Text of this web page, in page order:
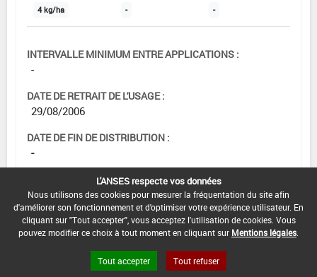
4 kg/ha - -
INTERVALLE MINIMUM ENTRE APPLICATIONS :
-
DATE DE RETRAIT DE L'USAGE :
29/08/2006
DATE DE FIN DE DISTRIBUTION :
-
DATE DE FIN D'UTILISATION :
31/12/2006
L'ANSES respecte vos données
Nous utilisons des cookies pour mesurer la fréquentation du site afin
d'améliorer son fonctionnement et d'optimiser votre expérience utilisateur. En
cliquant sur "Tout accepter", vous acceptez l'utilisation de cookies. Vous
pouvez modifier ce choix à tout moment en cliquant sur Mentions légales
Tout accepter Tout refuser